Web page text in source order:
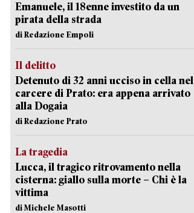
Emanuele, il 18enne investito da un
pirata della strada
di Redazione Empoli
Il delitto
Detenuto di 32 anni ucciso in cella nel
carcere di Prato: era appena arrivato
alla Dogaia
di Redazione Prato
La tragedia
Lucca, il tragico ritrovamento nella
cisterna: giallo sulla morte – Chi è la
vittima
di Michele Masotti